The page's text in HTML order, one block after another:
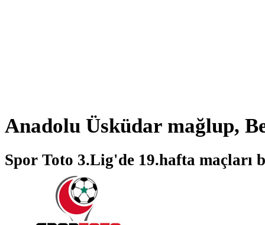
Anadolu Üsküdar mağlup,
Spor Toto 3.Lig'de 19.hafta maçları